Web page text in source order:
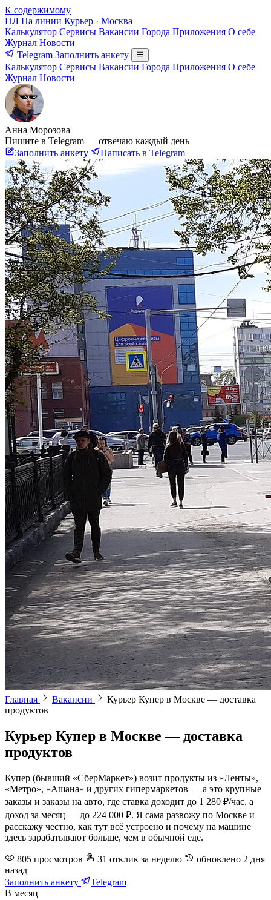
К содержимому
НЛ На линии Курьер · Москва
Калькулятор Сервисы Вакансии Города Приложения О себе
Журнал Новости
Telegram Заполнить анкету
Калькулятор Сервисы Вакансии Города Приложения О себе
Журнал Новости
Анна Морозова
Пишите в Telegram — отвечаю каждый день
Заполнить анкету
Написать в Telegram
Главная Вакансии
Курьер Купер в Москве — доставка
продуктов
Курьер Купер в Москве — доставка
продуктов
Купер (бывший «СберМаркет») возит продукты из «Ленты»,
«Метро», «Ашана» и других гипермаркетов — а это крупные
заказы и заказы на авто, где ставка доходит до 1 280 ₽/час, а
доход за месяц — до 224 000 ₽. Я сама развожу по Москве и
расскажу честно, как тут всё устроено и почему на машине
здесь зарабатывают больше, чем в обычной еде.
805 просмотров 31 отклик за неделю обновлено 2 дня
назад
Заполнить анкету
Telegram
В месяц